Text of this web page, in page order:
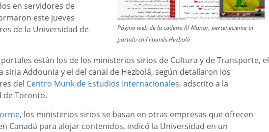
Página web de la cadena Al-Manar, perteneciente al
partido chií libanés Hezbolá
en servidores de
este jueves
de la Universidad de
están los de los ministerios sirios de Cultura y de Transporte, el
siria Addounia y el del canal de Hezbolá, según detallaron los
del Centro Munk de Estudios Internacionales, adscrito a la
de Toronto.
, los ministerios sirios se basan en otras empresas que ofrecen
Canadá para alojar contenidos, indicó la Universidad en un